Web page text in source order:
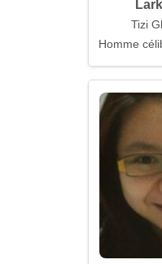
Tizi
Homme